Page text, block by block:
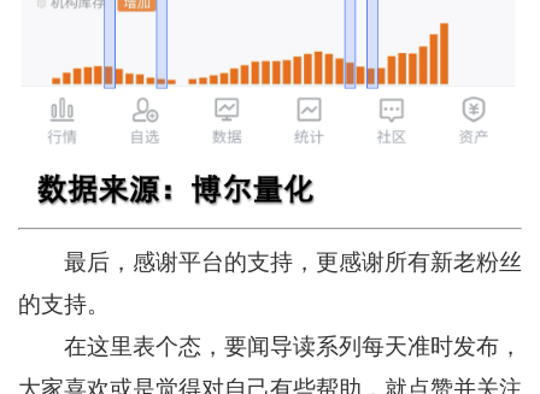
最后，感谢平台的支持，更感谢所有新老粉丝
的支持。
在这里表个态，要闻导读系列每天准时发布，
大家喜欢或是觉得对自己有些帮助，就点赞并关注